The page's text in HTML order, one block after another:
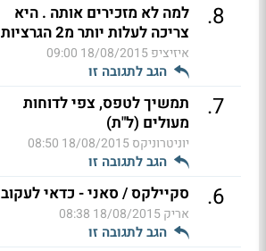
8
.
למה לא מזכירים אותה . היא
צריכה לעלות יותר מ2 הגרציות
איזיציפ18/08/2015 09:00
הגב לתגובה זו
7
.
תמשיך לטפס, צפי לדוחות
מעולים (ל"ת)
יוניטרוניקס18/08/2015 08:50
הגב לתגובה זו
6
. סקיילקס / סאני - כדאי לעקוב
אריק18/08/2015 08:38
הגב לתגובה זו